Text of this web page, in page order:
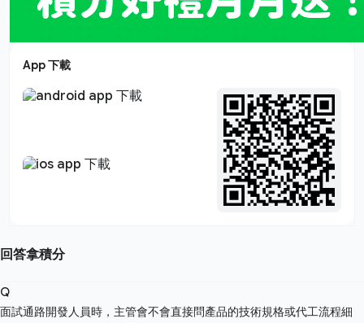
App 下載
回答拿積分
Q
面試通路開發人員時，主管會不會直接問產品的技術規格或代工流程細